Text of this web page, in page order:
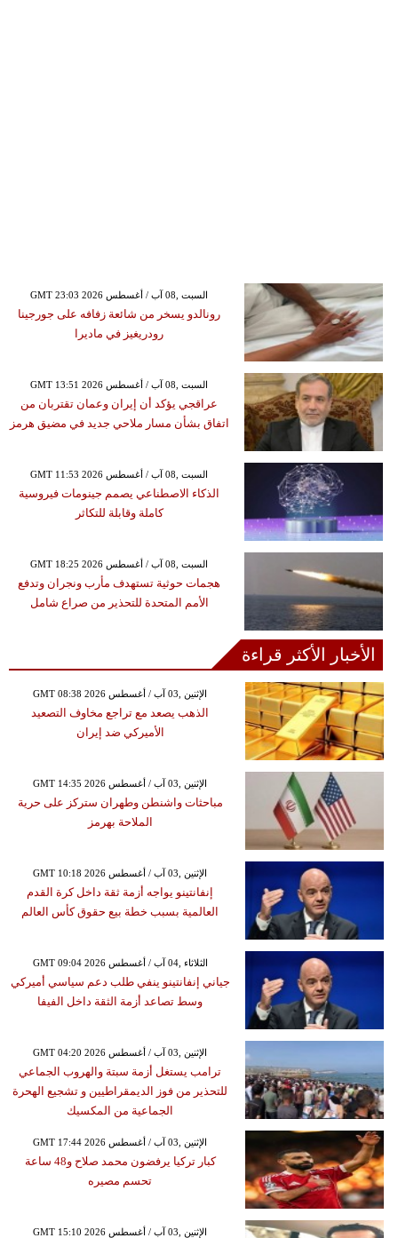
GMT 23:03 2026 السبت ,08 آب / أغسطس
رونالدو يسخر من شائعة زفافه على جورجينا
رودريغيز في ماديرا
GMT 13:51 2026 السبت ,08 آب / أغسطس
عراقجي يؤكد أن إيران وعمان تقتربان من
اتفاق بشأن مسار ملاحي جديد في مضيق هرمز
GMT 11:53 2026 السبت ,08 آب / أغسطس
الذكاء الاصطناعي يصمم جينومات فيروسية
كاملة وقابلة للتكاثر
GMT 18:25 2026 السبت ,08 آب / أغسطس
هجمات حوثية تستهدف مأرب ونجران وتدفع
الأمم المتحدة للتحذير من صراع شامل
الأخبار الأكثر قراءة
GMT 08:38 2026 الإثنين ,03 آب / أغسطس
الذهب يصعد مع تراجع مخاوف التصعيد
الأميركي ضد إيران
GMT 14:35 2026 الإثنين ,03 آب / أغسطس
مباحثات واشنطن وطهران ستركز على حرية
الملاحة بهرمز
GMT 10:18 2026 الإثنين ,03 آب / أغسطس
إنفانتينو يواجه أزمة ثقة داخل كرة القدم
العالمية بسبب خطة بيع حقوق كأس العالم
GMT 09:04 2026 الثلاثاء ,04 آب / أغسطس
جياني إنفانتينو ينفي طلب دعم سياسي أميركي
وسط تصاعد أزمة الثقة داخل الفيفا
GMT 04:20 2026 الإثنين ,03 آب / أغسطس
ترامب يستغل أزمة سبتة والهروب الجماعي
للتحذير من فوز الديمقراطيين و تشجيع الهحرة
الجماعية من المكسيك
GMT 17:44 2026 الإثنين ,03 آب / أغسطس
كبار تركيا يرفضون محمد صلاح و48 ساعة
تحسم مصيره
GMT 15:10 2026 الإثنين ,03 آب / أغسطس